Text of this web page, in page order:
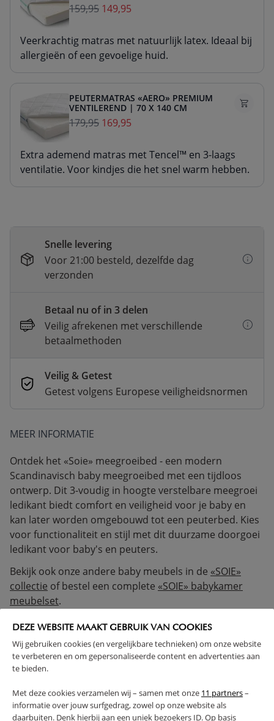
DEZE WEBSITE MAAKT GEBRUIK VAN COOKIES
Wij gebruiken cookies (en vergelijkbare technieken) om onze website
te verbeteren en om gepersonaliseerde content en advertenties aan
te bieden.
Met deze cookies verzamelen wij – samen met onze 11 partners–
informatie over jouw surfgedrag, zowel op onze website als
daarbuiten. Denk hierbij aan een uniek bezoekers ID. Op basis
159,95 149,95
Veerkrachtig matras met natuurlijk latex. Ideaal bij
allergieën of een gevoelige huid.
PEUTERMATRAS «AERO» PREMIUM
VENTILEREND | 70 X 140 CM
179,95 169,95
Extra ademend matras met Tencel™ en 3-laags
ventilatie. Voor kindjes die het snel warm hebben.
Snelle levering
Voor 21:00 besteld, dezelfde dag
verzonden
Betaal nu of in 3 delen
Veilig afrekenen met verschillende
betaalmethoden
Veilig & Getest
Getest volgens Europese veiligheidsnormen
MEER INFORMATIE
Ontdek het «Soie» meegroeibed - een modern
Scandinavisch baby meegroeibed met een tijdloos
ontwerp. Dit 3-voudig in hoogte verstelbare meegroei
ledikant biedt comfort en veiligheid voor je baby en
kan later worden omgebouwd tot een peuterbed. Kies
voor functionaliteit en stijl met dit duurzame doorgoei
ledikant voor baby's en peuters.
Bekijk ook onze andere baby meubels in de «SOIE»
collectie of bestel een complete «SOIE» babykamer
meubelset.
Profiteer van extra voordeel! Dit product is ook
verkrijgbaar als een
complete babykamerset
waardoor je in één keer alles hebt én geniet van extra
korting. Shop de set en bespaar!
< 4 JAAR
MULTIFUNCTIONEEL
VOLDOET AAN EN-VEILIGHEIDSNORM